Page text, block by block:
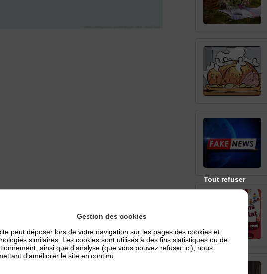
Gestion des cookies
peut déposer lors de votre navigation sur les pages des cookies et
similaires. Les cookies sont utilisés à des fins statistiques ou de
ainsi que d'analyse (que vous pouvez refuser ici), nous
d'améliorer le site en continu.
Tout refuser